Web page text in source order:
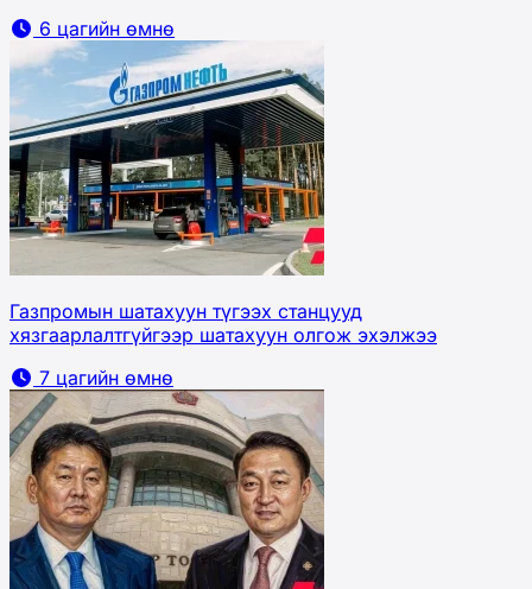
6 цагийн өмнө
Газпромын шатахуун түгээх станцууд
хязгаарлалтгүйгээр шатахуун олгож эхэлжээ
7 цагийн өмнө